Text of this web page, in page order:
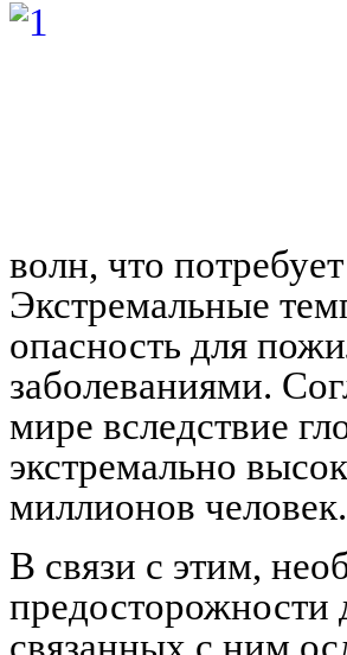
волн, что
Экстремальные
опасность для
заболеваниями.
мире вследствие
экстремально
миллионов человек.
В связи с этим,
предосторожности